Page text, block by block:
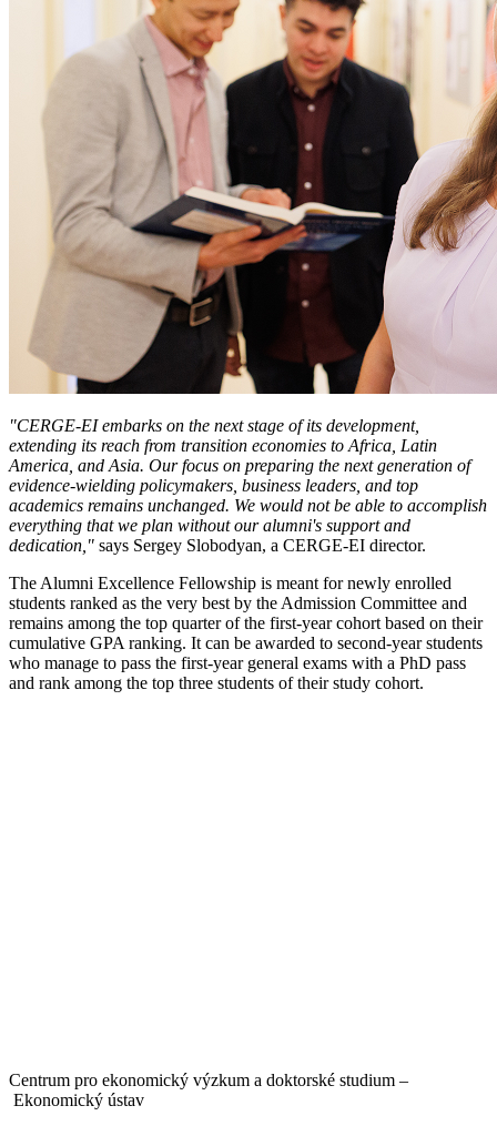
"CERGE-EI embarks on the next stage of its development,
extending its reach from transition economies to Africa, Latin
America, and Asia. Our focus on preparing the next generation of
evidence-wielding policymakers, business leaders, and top
academics remains unchanged. We would not be able to accomplish
everything that we plan without our alumni's support and
dedication," says Sergey Slobodyan, a CERGE-EI director.
The Alumni Excellence Fellowship is meant for newly enrolled
students ranked as the very best by the Admission Committee and
remains among the top quarter of the first-year cohort based on their
cumulative GPA ranking. It can be awarded to second-year students
who manage to pass the first-year general exams with a PhD pass
and rank among the top three students of their study cohort.
Centrum pro ekonomický výzkum a doktorské studium –
Ekonomický ústav